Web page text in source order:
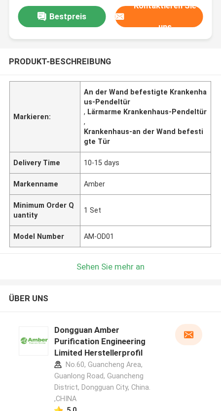
Bestpreis
Kontaktieren Sie
uns
PRODUKT-BESCHREIBUNG
Markieren:
An der Wand befestigte Krankenha
us-Pendeltür
, Lärmarme Krankenhaus-Pendeltür
,
Krankenhaus-an der Wand befesti
gte Tür
Delivery Time 10-15 days
Markenname Amber
Minimum Order Q
uantity
1 Set
Model Number AM-OD01
Sehen Sie mehr an
ÜBER UNS
Dongguan Amber
Purification Engineering
Limited Herstellerprofil
No.60, Guancheng Area,
Guanlong Road, Guancheng
District, Dongguan City, China.
,CHINA